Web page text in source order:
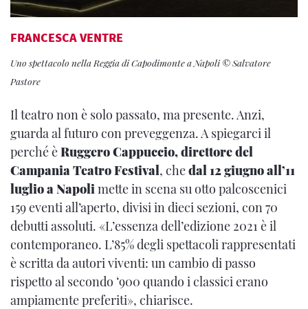
FRANCESCA VENTRE
Uno spettacolo nella Reggia di Capodimonte a Napoli © Salvatore
Pastore
Il teatro non è solo passato, ma presente. Anzi,
guarda al futuro con preveggenza. A spiegarci il
perché èRuggero Cappuccio, direttore del
Campania Teatro Festival, chedal 12 giugno all’11
luglio a Napolimette in scena su otto palcoscenici
159 eventi all’aperto, divisi in dieci sezioni, con 70
debutti assoluti. «L’essenza dell’edizione 2021 è il
contemporaneo. L’85% degli spettacoli rappresentati
è scritta da autori viventi: un cambio di passo
rispetto al secondo ‘900 quando i classici erano
ampiamente preferiti», chiarisce.